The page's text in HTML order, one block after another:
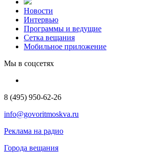
Новости
Интервью
Программы и ведущие
Сетка вещания
Мобильное приложение
Мы в соцсетях
8 (495) 950-62-26
info@govoritmoskva.ru
Реклама на радио
Города вещания